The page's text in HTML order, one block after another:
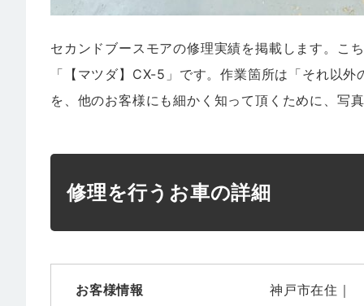
セカンドブースモアの修理実績を掲載します。こ
「【マツダ】CX-5」です。作業箇所は「それ以
を、他のお客様にも細かく知って頂くために、写
修理を行うお車の詳細
お客様情報 神戸市在住｜